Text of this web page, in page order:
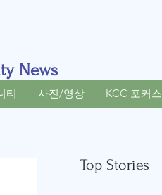
News
티 사진/영상 KCC 포커스
Top Stories